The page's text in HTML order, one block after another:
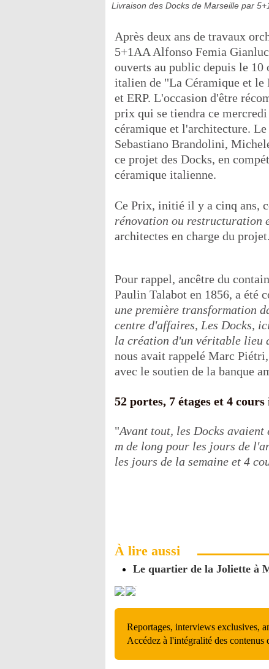
Livraison des Docks de Marseille par
Après deux ans de travaux
5+1AA Alfonso Femia
ouverts au public depuis le
italien de "La Céramique et le
et ERP. L'occasion d'être
prix qui se tiendra ce
céramique et l'architecture.
Sebastiano Brandolini,
ce projet des Docks, en
céramique italienne.
Ce Prix, initié il y a cinq ans,
rénovation ou restructuration
architectes en charge du projet.
Pour rappel, ancêtre du
Paulin Talabot en 1856, a été
une première transformation
centre d'affaires, Les Docks,
la création d'un véritable lieu
nous avait rappelé Marc
avec le soutien de la banque
52 portes, 7 étages et 4
"Avant tout, les Docks avaient
m de long pour les jours de
les jours de la semaine et 4
À lire aussi
Le quartier de la Joliette à
Reportages, interviews exclusives,
Accédez à l'intégralité des contenus